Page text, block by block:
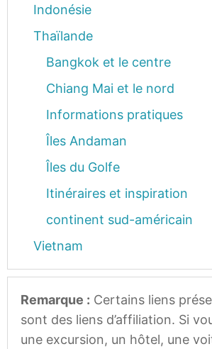
Indonésie
Thaïlande
Bangkok et le centre
Chiang Mai et le nord
Informations pratiques
Îles Andaman
Îles du Golfe
Itinéraires et inspiration
continent sud-américain
Vietnam
Remarque : Certains liens
sont des liens d’affiliation. Si
une excursion, un hôtel, une